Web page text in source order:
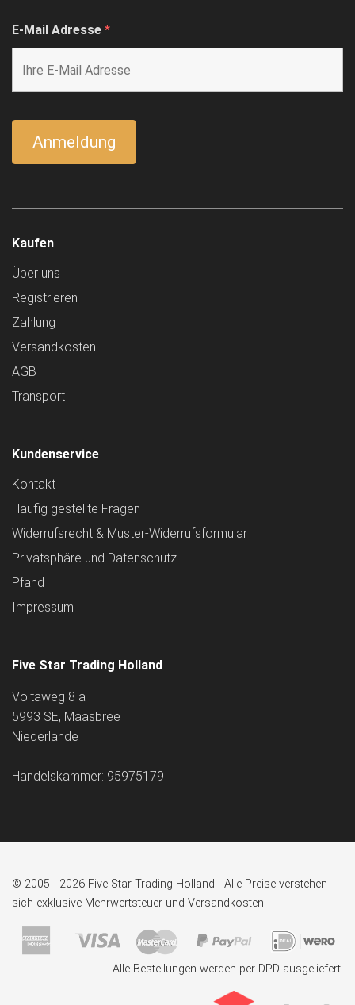
E-Mail Adresse *
Kaufen
Über uns
Registrieren
Zahlung
Versandkosten
AGB
Transport
Kundenservice
Kontakt
Häufig gestellte Fragen
Widerrufsrecht & Muster-Widerrufsformular
Privatsphäre und Datenschutz
Pfand
Impressum
Five Star Trading Holland
Voltaweg 8 a
5993 SE, Maasbree
Niederlande
Handelskammer: 95975179
© 2005 - 2026 Five Star Trading Holland - Alle Preise verstehen
sich exklusive Mehrwertsteuer und Versandkosten.
Alle Bestellungen werden per DPD ausgeliefert.